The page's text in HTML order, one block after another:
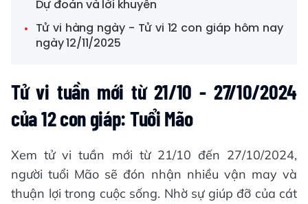
Dự đoán và lời khuyên
Tử vi hàng ngày - Tử vi 12 con giáp hôm nay
ngày 12/11/2025
Tử vi tuần mới từ 21/10 - 27/10/2024
của 12 con giáp: Tuổi Mão
Xem tử vi tuần mới từ 21/10 đến 27/10/2024,
người tuổi Mão sẽ đón nhận nhiều vận may và
thuận lợi trong cuộc sống. Nhờ sự giúp đỡ của cát